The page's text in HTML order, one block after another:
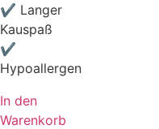
✔ Langer
Kauspaß
✔
Hypoallergen
In den
Warenkorb